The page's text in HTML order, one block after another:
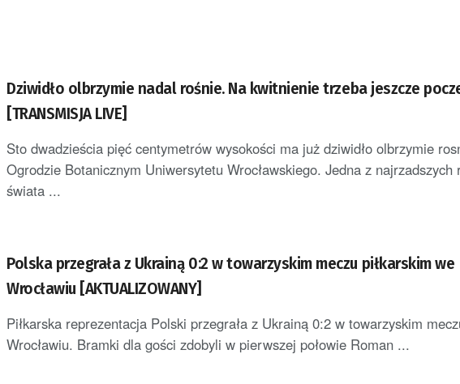
Dziwidło olbrzymie nadal rośnie. Na kwitnienie trzeba jeszcze
[TRANSMISJA LIVE]
Sto dwadzieścia pięć centymetrów wysokości ma już dziwidło olbrzymie
Ogrodzie Botanicznym Uniwersytetu Wrocławskiego. Jedna z najrzadszych
świata ...
Polska przegrała z Ukrainą 0:2 w towarzyskim meczu piłkarskim we
Wrocławiu [AKTUALIZOWANY]
Piłkarska reprezentacja Polski przegrała z Ukrainą 0:2 w towarzyskim
Wrocławiu. Bramki dla gości zdobyli w pierwszej połowie Roman ...